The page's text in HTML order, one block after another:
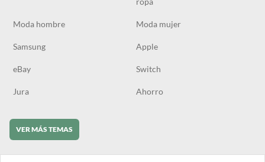
Moda hombre Moda mujer
Samsung Apple
eBay Switch
Jura Ahorro
VER MÁS TEMAS